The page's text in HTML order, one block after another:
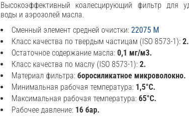
Высокоэффективный коалесцирующий фильтр для
воды и аэрозолей масла.
Сменный элемент средней очистки:22075 M
Класс качества по твердым частицам (ISO 8573-1):2.
Остаточное содержание масла:0,1 мг/м3.
Класс качества по маслу (ISO 8573-1):2.
Материал фильтра:боросиликатное микроволокно.
Минимальная рабочая температура: 1,5°C.
Максимальная рабочая температура:65°C.
Рабочее давление: 16 бар.